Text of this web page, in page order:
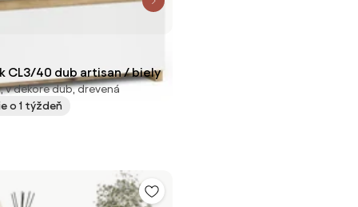
CL3/40 dub artisan / biely
v dekore dub, drevená
o 1 týždeň